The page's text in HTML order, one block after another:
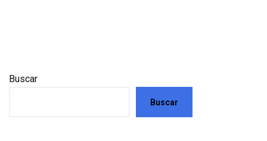
Buscar
Buscar